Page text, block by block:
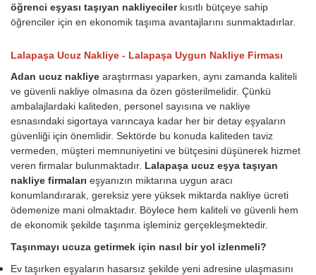
öğrenci eşyası taşıyan nakliyeciler kısıtlı bütçeye sahip
öğrenciler için en ekonomik taşıma avantajlarını sunmaktadırlar.
Lalapaşa Ucuz Nakliye - Lalapaşa Uygun Nakliye Firması
Adan ucuz nakliye araştırması yaparken, aynı zamanda kaliteli
ve güvenli nakliye olmasına da özen gösterilmelidir. Çünkü
ambalajlardaki kaliteden, personel sayısına ve nakliye
esnasındaki sigortaya varıncaya kadar her bir detay eşyaların
güvenliği için önemlidir. Sektörde bu konuda kaliteden taviz
vermeden, müşteri memnuniyetini ve bütçesini düşünerek hizmet
veren firmalar bulunmaktadır. Lalapaşa ucuz eşya taşıyan
nakliye firmaları eşyanızın miktarına uygun aracı
konumlandırarak, gereksiz yere yüksek miktarda nakliye ücreti
ödemenize mani olmaktadır. Böylece hem kaliteli ve güvenli hem
de ekonomik şekilde taşınma işleminiz gerçekleşmektedir.
Taşınmayı ucuza getirmek için nasıl bir yol izlenmeli?
Ev taşırken eşyaların hasarsız şekilde yeni adresine ulaşmasını